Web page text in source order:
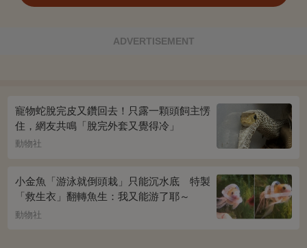
ADVERTISEMENT
寵物蛇脫完皮又鑽回去！只露一顆頭飼主愣
住，網友共鳴「脫完外套又覺得冷」
動物社
小金魚「游泳就倒頭栽」只能沉水底 特製
「救生衣」翻轉魚生：我又能游了耶～
動物社